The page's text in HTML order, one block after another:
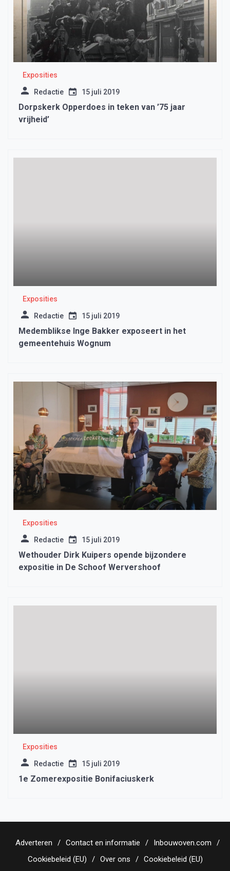
Exposities
Redactie 15 juli 2019
Dorpskerk Opperdoes in teken van ’75 jaar
vrijheid’
Exposities
Redactie 15 juli 2019
Medemblikse Inge Bakker exposeert in het
gemeentehuis Wognum
Exposities
Redactie 15 juli 2019
Wethouder Dirk Kuipers opende bijzondere
expositie in De Schoof Wervershoof
Exposities
Redactie 15 juli 2019
1e Zomerexpositie Bonifaciuskerk
Adverteren Contact en informatie
Inbouwoven.com
Cookiebeleid (EU)
Over ons Cookiebeleid (EU)